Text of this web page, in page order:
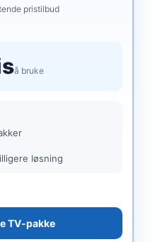
pristilbud
å bruke
løsning
TV-pakke